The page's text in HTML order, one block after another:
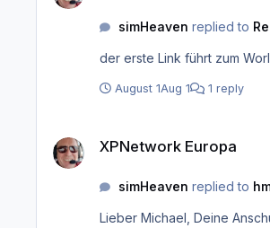
simHeaven replied to
der erste Link führt zum
August 1Aug 1 1 reply
XPNetwork Europa
simHeaven replied to
Lieber Michael, Deine